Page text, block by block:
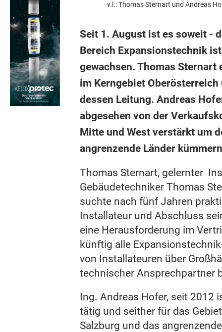
v.l.: Thomas Sternart und Andreas
Seit 1. August ist es soweit -
Bereich Expansionstechnik
gewachsen. Thomas
im Kerngebiet
dessen Leitung. Andreas
abgesehen von der
Mitte und West verstärkt um
angrenzende Länder
Thomas Sternart, gelernter
Gebäudetechniker Thomas
suchte nach fünf Jahren
Installateur und Abschluss
eine Herausforderung im
künftig alle
von Installateuren über
technischer Ansprechpartner
Ing. Andreas Hofer, seit 2012
tätig und seither für das
Salzburg und das